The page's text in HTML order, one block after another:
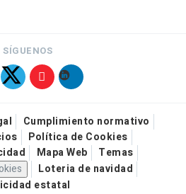
SÍGUENOS
Cumplimiento normativo
Política de Cookies
Mapa Web
Temas
Loteria de navidad
estatal